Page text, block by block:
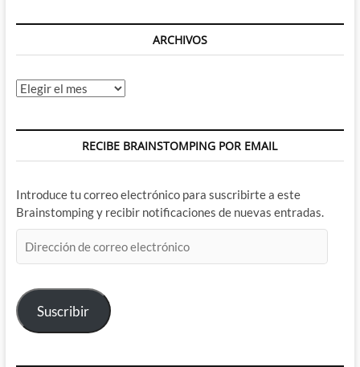
ARCHIVOS
Archivos
RECIBE BRAINSTOMPING POR EMAIL
Introduce tu correo electrónico para suscribirte a este
Brainstomping y recibir notificaciones de nuevas entradas.
de
electrónico
Suscribir